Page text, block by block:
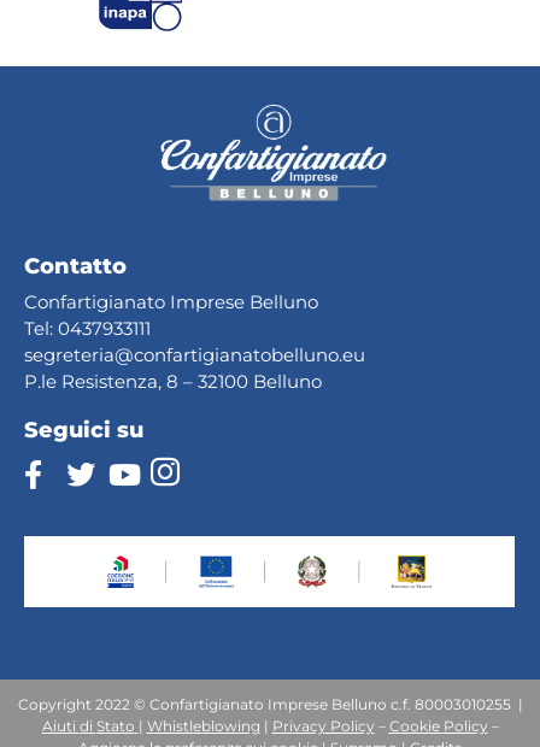
Contatto
Confartigianato Imprese Belluno
Tel: 0437933111
segreteria@confartigianatobelluno.eu
P.le Resistenza, 8 – 32100 Belluno
Seguici su
Copyright 2022 © Confartigianato Imprese Belluno c.f. 80003010255 |
Aiuti di Stato | Whistleblowing | Privacy Policy – Cookie Policy –